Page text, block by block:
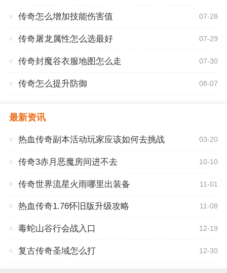
传奇怎么增加技能伤害值 07-28
传奇屠龙属性怎么选最好 07-29
传奇封魔谷衣服地图怎么走 07-30
传奇怎么提升防御 08-07
最新资讯
热血传奇副本活动玩家应该如何去挑战 03-20
传奇3赤月恶魔房间进不去 10-10
传奇世界流星火雨哪里出装备 11-01
热血传奇1.76怀旧版升级攻略 11-08
毒蛇山谷行会战入口 12-19
复古传奇圣域怎么打 12-30